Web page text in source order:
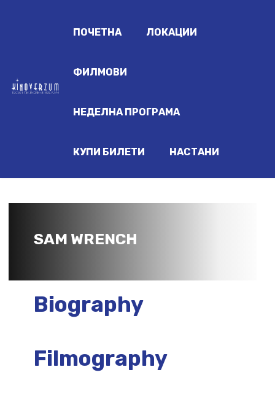
ПОЧЕТНА ЛОКАЦИИ
ФИЛМОВИ
НЕДЕЛНА ПРОГРАМА
КУПИ БИЛЕТИ НАСТАНИ
SAM WRENCH
Biography
Filmography